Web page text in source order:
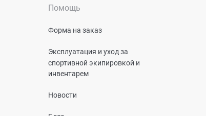
Помощь
Форма на заказ
Эксплуатация и уход за
спортивной экипировкой и
инвентарем
Новости